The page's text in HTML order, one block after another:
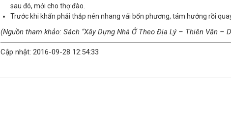
sau đó, mới cho thợ đào.
Trước khi khấn phải thắp nén nhang vái bốn phương, tám hướng rồi
(Nguồn tham khảo: Sách “Xây Dựng Nhà Ở Theo Địa Lý – Thiên Văn
Cập nhật: 2016-09-28 12:54:33